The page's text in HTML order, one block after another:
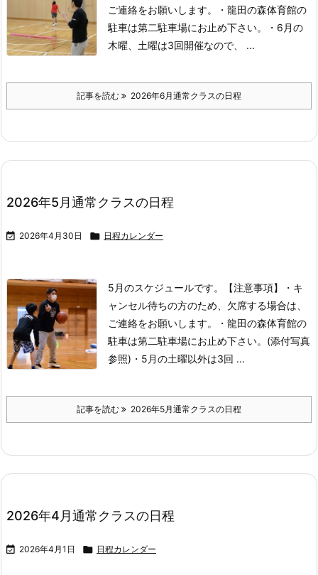
ご連絡をお願いします。
・龍田の森体育館の
駐車は第二駐車場にお止め下さい。
・6月の
木曜、土曜は3回開催なので、 ...
記事を読む 2026年6月通常クラスの日程
2026年5月通常クラスの日程
 2026年4月30日  日程カレンダー
5月のスケジュールです。 【注意事項】
・キ
ャンセル待ちの方のため、欠席する場合は、
ご連絡をお願いします。
・龍田の森体育館の
駐車は第二駐車場にお止め下さい。(添付写真
参照) ・5月の土曜以外は3回 ...
記事を読む 2026年5月通常クラスの日程
2026年4月通常クラスの日程
 2026年4月1日  日程カレンダー